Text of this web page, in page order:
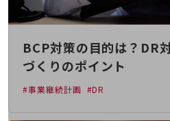
新卒採用
障がい者採用
人材育成制度
広告・協賛
広告
BCP対策の目的は？DR
づくりのポイント
#事業継続計画 #DR